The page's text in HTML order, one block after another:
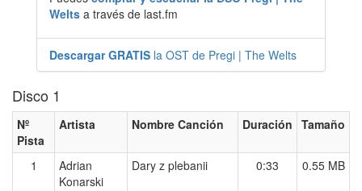
Welts a través de last.fm
Descargar GRATIS la OST de Pregi | The Welts
Disco 1
Nº
Pista
Artista Nombre Canción Duración Tamaño
1
Adrian
Konarski
Dary z plebanii 0:33 0.55 MB